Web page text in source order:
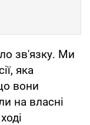
зв'язку. Ми
яка
вони
на власні